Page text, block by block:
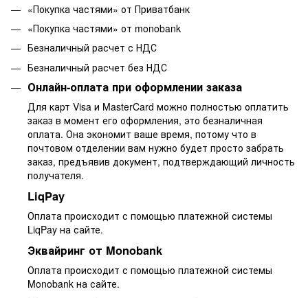
«Покупка частями» от Приватбанк
«Покупка частями» от monobank
Безналичный расчет с НДС
Безналичный расчет без НДС
Онлайн-оплата при оформлении заказа
Для карт Visa и MasterCard можно полностью оплатить
заказ в момент его оформления, это безналичная
оплата. Она экономит ваше время, потому что в
почтовом отделении вам нужно будет просто забрать
заказ, предъявив документ, подтверждающий личность
получателя.
LiqPay
Оплата происходит с помощью платежной системы
LiqPay на сайте.
Эквайринг от Monobank
Оплата происходит с помощью платежной системы
Monobank на сайте.